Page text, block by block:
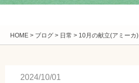
HOME > ブログ > 日常 > 10月の献立(アミーカ)
2024/10/01